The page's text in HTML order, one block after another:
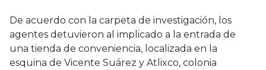
De acuerdo con la carpeta de investigación, los
agentes detuvieron al implicado a la entrada de
una tienda de conveniencia, localizada en la
esquina de Vicente Suárez y Atlixco, colonia